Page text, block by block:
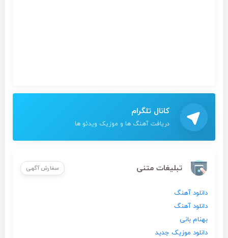
کانال تلگرام
دریافت آهنگ ها و موزیک ویدئو ها
تبلیغات متنی سفارش آگهی
دانلود آهنگ
دانلود آهنگ
بهنام بانی
دانلود موزیک جدید